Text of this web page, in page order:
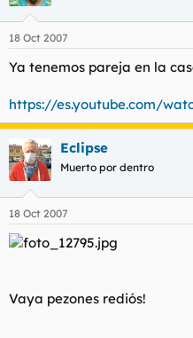
18 Oct 2007
Ya tenemos pareja en la
https://es.youtube.com/
Eclipse
Muerto por dentro
18 Oct 2007
Vaya pezones rediós!